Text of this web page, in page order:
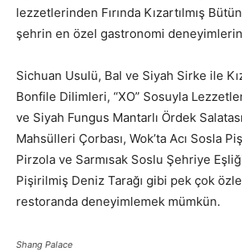
lezzetlerinden Fırında Kızartılmış
şehrin en özel gastronomi
Sichuan Usulü, Bal ve Siyah Sirke ile
Bonfile Dilimleri, “XO” Sosuyla
ve Siyah Fungus Mantarlı Ördek
Mahsülleri Çorbası, Wok’ta Acı Sosla
Pirzola ve Sarmısak Soslu Şehriye
Pişirilmiş Deniz Tarağı gibi pek çok
restoranda deneyimlemek mümkün.
Shang Palace